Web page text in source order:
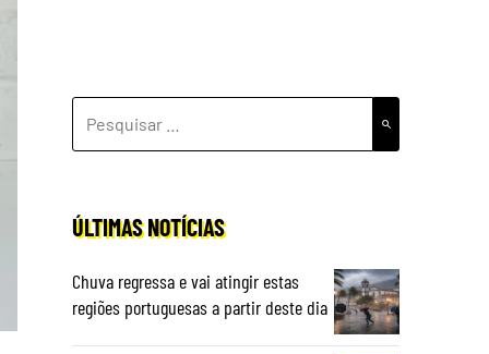
POR:
ÚLTIMAS NOTÍCIAS
Chuva regressa e vai atingir estas
regiões portuguesas a partir deste dia